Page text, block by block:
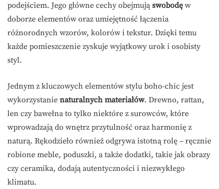
podejściem. Jego główne cechy obejmują swobodę w
doborze elementów oraz umiejętność łączenia
różnorodnych wzorów, kolorów i tekstur. Dzięki temu
każde pomieszczenie zyskuje wyjątkowy urok i osobisty
styl.
Jednym z kluczowych elementów stylu boho-chic jest
wykorzystanie naturalnych materiałów. Drewno, rattan,
len czy bawełna to tylko niektóre z surowców, które
wprowadzają do wnętrz przytulność oraz harmonię z
naturą. Rękodzieło również odgrywa istotną rolę – ręcznie
robione meble, poduszki, a także dodatki, takie jak obrazy
czy ceramika, dodają autentyczności i niezwykłego
klimatu.